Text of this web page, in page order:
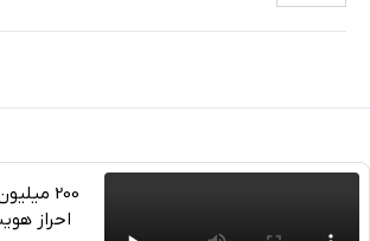
200
احراز